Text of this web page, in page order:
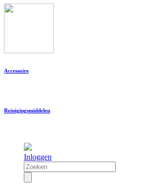
Accessoire
Reinigingsmiddelen
Inloggen